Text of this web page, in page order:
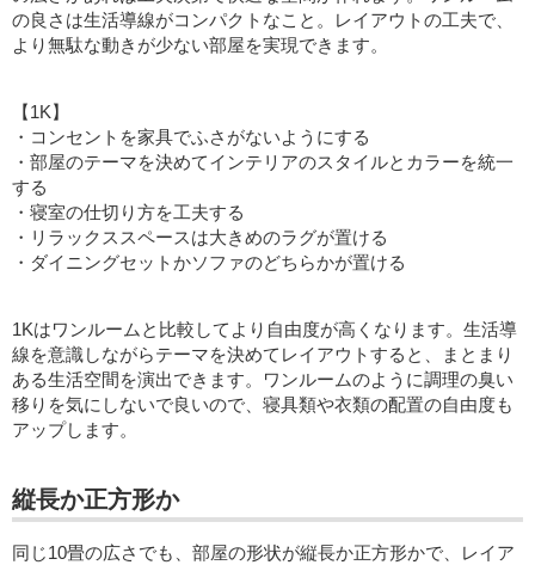
の良さは生活導線がコンパクトなこと。レイアウトの工夫で、
より無駄な動きが少ない部屋を実現できます。
【1K】
・コンセントを家具でふさがないようにする
・部屋のテーマを決めてインテリアのスタイルとカラーを統一
する
・寝室の仕切り方を工夫する
・リラックススペースは大きめのラグが置ける
・ダイニングセットかソファのどちらかが置ける
1Kはワンルームと比較してより自由度が高くなります。生活導
線を意識しながらテーマを決めてレイアウトすると、まとまり
ある生活空間を演出できます。ワンルームのように調理の臭い
移りを気にしないで良いので、寝具類や衣類の配置の自由度も
アップします。
縦長か正方形か
同じ10畳の広さでも、部屋の形状が縦長か正方形かで、レイア